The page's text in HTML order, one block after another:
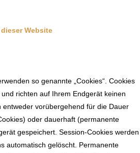
Website
so genannte „Cookies“. Cookies
richten auf Ihrem Endgerät keinen
entweder vorübergehend für die Dauer
oder dauerhaft (permanente
gespeichert. Session-Cookies werden
automatisch gelöscht. Permanente